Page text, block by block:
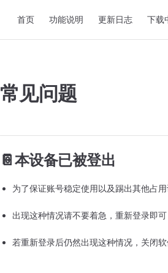
首页
功能说明 更新日志 下载
常见问题
📔本设备已被登出
为了保证账号稳定使用以及踢出其他占
出现这种情况请不要着急，重新登录即可
若重新登录后仍然出现这种情况，关闭